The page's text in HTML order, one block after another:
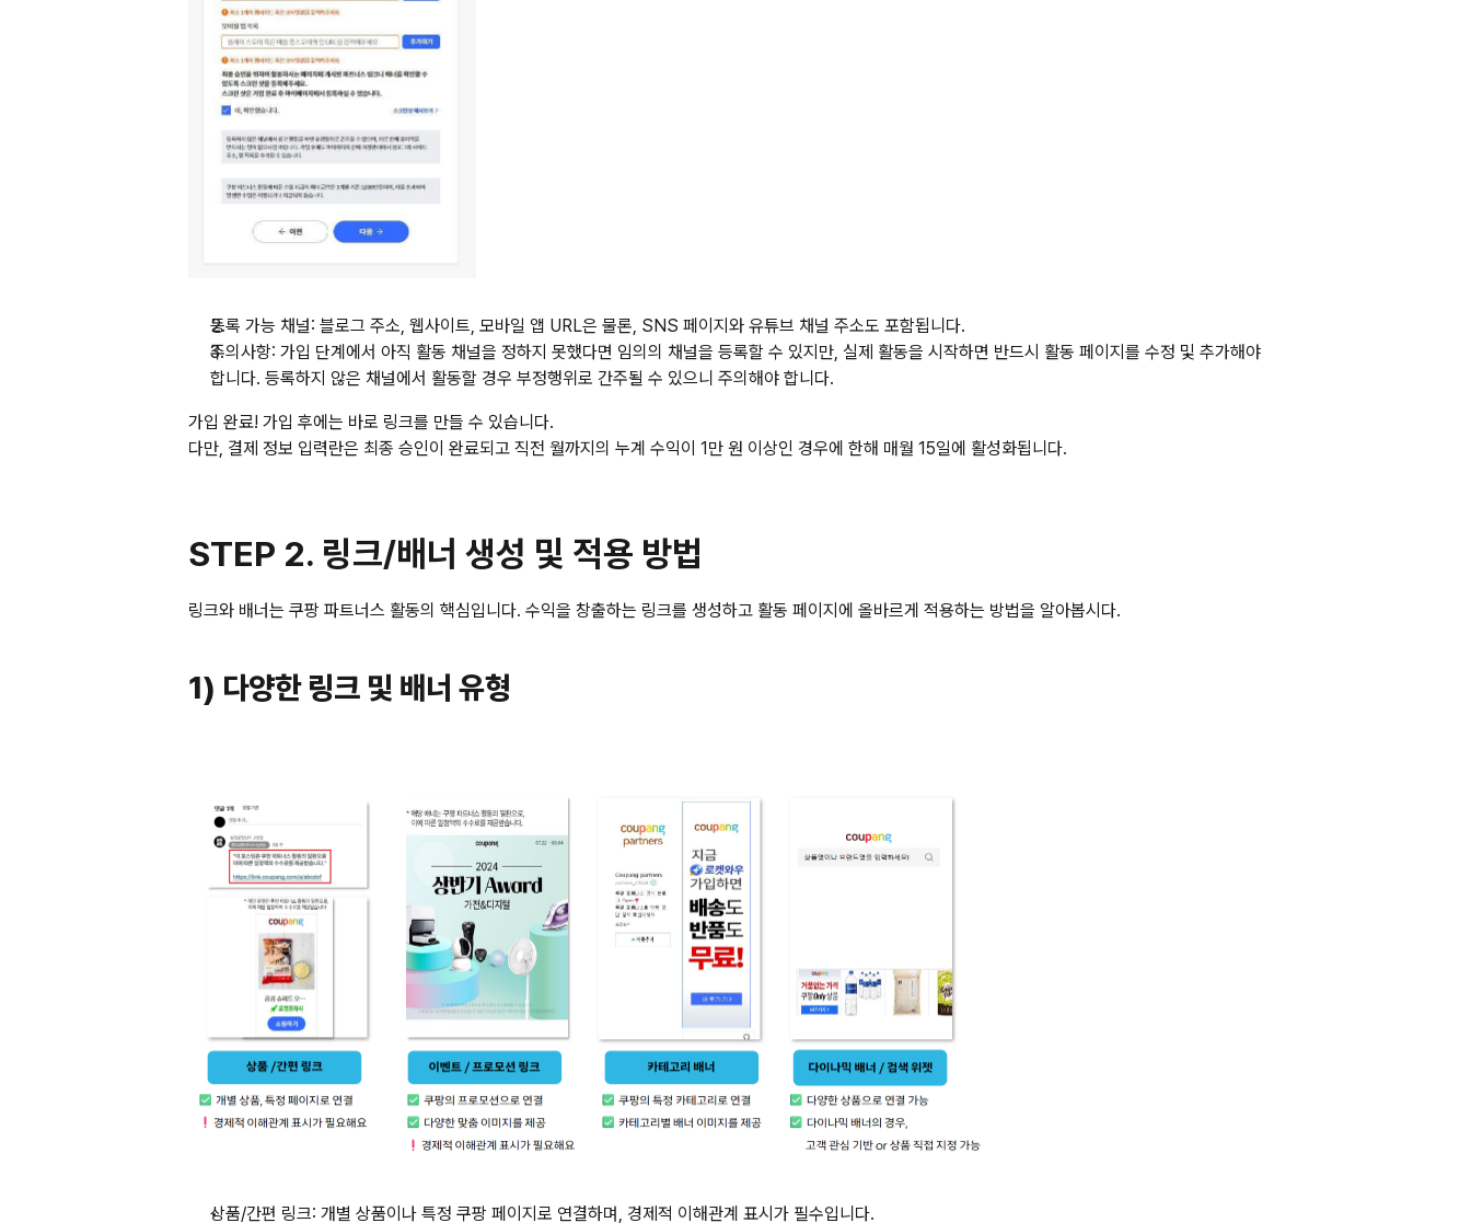
등록 가능 채널: 블로그 주소, 웹사이트, 모바일 앱 URL은 물론, SNS 페이지와 유튜브 채널 주소도 포함됩니다.
주의사항: 가입 단계에서 아직 활동 채널을 정하지 못했다면 임의의 채널을 등록할 수 있지만, 실제 활동을 시작하면 반드시 활동 페이지를 수정 및 추가해야
합니다. 등록하지 않은 채널에서 활동할 경우 부정행위로 간주될 수 있으니 주의해야 합니다.
가입 완료! 가입 후에는 바로 링크를 만들 수 있습니다.
다만, 결제 정보 입력란은 최종 승인이 완료되고 직전 월까지의 누계 수익이 1만 원 이상인 경우에 한해 매월 15일에 활성화됩니다.
STEP 2. 링크/배너 생성 및 적용 방법
링크와 배너는 쿠팡 파트너스 활동의 핵심입니다. 수익을 창출하는 링크를 생성하고 활동 페이지에 올바르게 적용하는 방법을 알아봅시다.
1) 다양한 링크 및 배너 유형
상품/간편 링크: 개별 상품이나 특정 쿠팡 페이지로 연결하며, 경제적 이해관계 표시가 필수입니다.